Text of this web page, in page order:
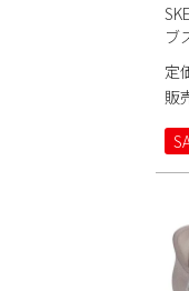
ブ
ス
定
販